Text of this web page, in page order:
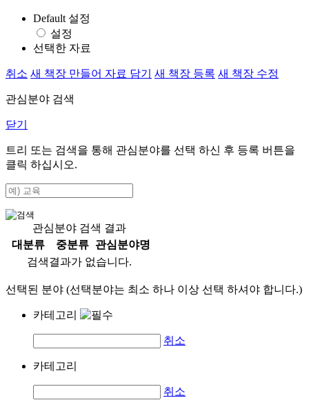
Default 설정
설정
선택한 자료
취소 새 책장 만들어 자료 담기 새 책장 등록 새 책장 수정
관심분야 검색
닫기
트리 또는 검색을 통해 관심분야를 선택 하신 후 등록 버튼을
클릭 하십시오.
관심분야 검색 결과
대분류
중분류
관심분야명
검색결과가 없습니다.
선택된 분야 (선택분야는 최소 하나 이상 선택 하셔야 합니다.)
카테고리
취소
카테고리
취소